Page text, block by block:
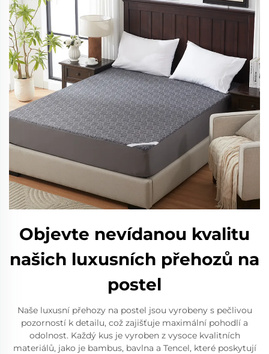
Objevte nevídanou kvalitu
našich luxusních přehozů na
postel
Naše luxusní přehozy na postel jsou vyrobeny s pečlivou
pozorností k detailu, což zajišťuje maximální pohodlí a
odolnost. Každý kus je vyroben z vysoce kvalitních
materiálů, jako je bambus, bavlna a Tencel, které poskytují